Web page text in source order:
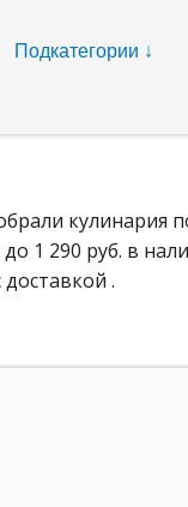
кулинария
1 290 руб. в
.